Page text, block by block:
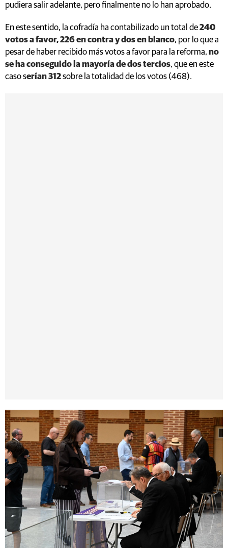
pudiera salir adelante, pero finalmente no lo han aprobado.
En este sentido, la cofradía ha contabilizado un total de240
votos a favor, 226 en contra y dos en blanco, por lo que a
pesar de haber recibido más votos a favor para la reforma, no
se ha conseguido la mayoría de dos tercios, que en este
caso serían 312sobre la totalidad de los votos (468).